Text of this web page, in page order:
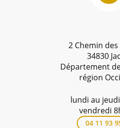
2 Chemin
34830
Département
région
lundi au
vendredi
04 11 93